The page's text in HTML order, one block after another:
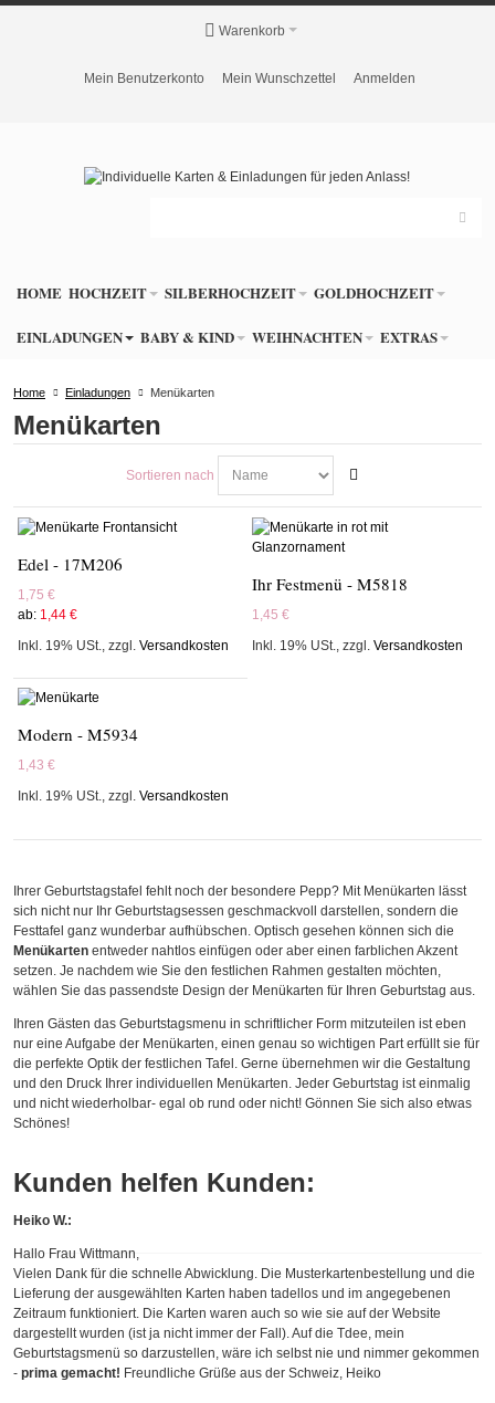
Warenkorb
Mein Benutzerkonto Mein Wunschzettel Anmelden
HOME HOCHZEIT SILBERHOCHZEIT GOLDHOCHZEIT
EINLADUNGEN BABY & KIND WEIHNACHTEN EXTRAS
Home Einladungen Menükarten
Menükarten
Sortieren nach
Edel - 17M206
1,75 €
ab: 1,44 €
Inkl. 19% USt.,zzgl.Versandkosten
Ihr Festmenü - M5818
1,45 €
Inkl. 19% USt.,zzgl.Versandkosten
Modern - M5934
1,43 €
Inkl. 19% USt.,zzgl.Versandkosten
Ihrer Geburtstagstafel fehlt noch der besondere Pepp? Mit Menükarten lässt
sich nicht nur Ihr Geburtstagsessen geschmackvoll darstellen, sondern die
Festtafel ganz wunderbar aufhübschen. Optisch gesehen können sich die
Menükarten entweder nahtlos einfügen oder aber einen farblichen Akzent
setzen. Je nachdem wie Sie den festlichen Rahmen gestalten möchten,
wählen Sie das passendste Design der Menükarten für Ihren Geburtstag aus.
Ihren Gästen das Geburtstagsmenu in schriftlicher Form mitzuteilen ist eben
nur eine Aufgabe der Menükarten, einen genau so wichtigen Part erfüllt sie für
die perfekte Optik der festlichen Tafel. Gerne übernehmen wir die Gestaltung
und den Druck Ihrer individuellen Menükarten. Jeder Geburtstag ist einmalig
und nicht wiederholbar- egal ob rund oder nicht! Gönnen Sie sich also etwas
Schönes!
Kunden helfen Kunden:
Heiko W.:
Hallo Frau Wittmann,
Vielen Dank für die schnelle Abwicklung. Die Musterkartenbestellung und die
Lieferung der ausgewählten Karten haben tadellos und im angegebenen
Zeitraum funktioniert. Die Karten waren auch so wie sie auf der Website
dargestellt wurden (ist ja nicht immer der Fall). Auf die Tdee, mein
Geburtstagsmenü so darzustellen, wäre ich selbst nie und nimmer gekommen
- prima gemacht! Freundliche Grüße aus der Schweiz, Heiko